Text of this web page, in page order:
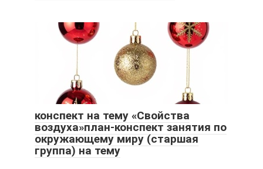
конспект на тему «Свойства
воздуха»план-конспект занятия по
окружающему миру (старшая
группа) на тему